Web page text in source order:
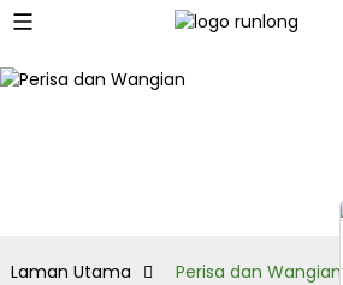
Laman Utama Perisa dan Wangian